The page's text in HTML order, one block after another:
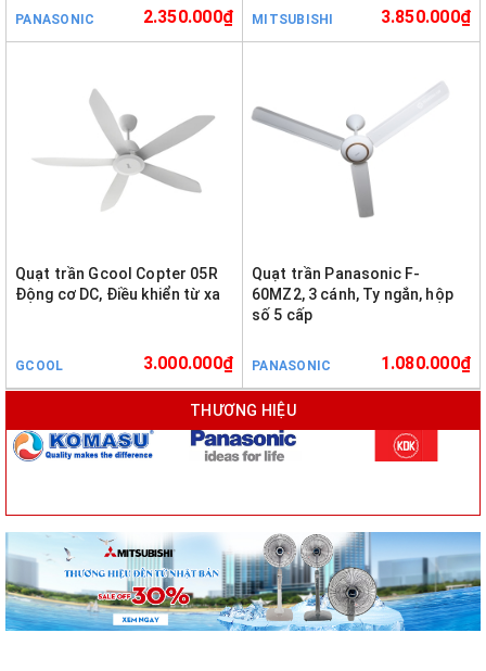
PANASONIC 2.350.000₫ MITSUBISHI 3.850.000₫
Quạt trần Gcool Copter 05R
Động cơ DC, Điều khiển từ xa
GCOOL 3.000.000₫
Quạt trần Panasonic F-
60MZ2, 3 cánh, Ty ngắn, hộp
số 5 cấp
PANASONIC 1.080.000₫
THƯƠNG HIỆU